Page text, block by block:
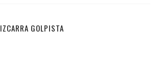
GOLPISTA